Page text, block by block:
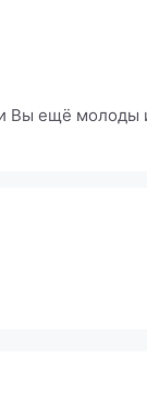
Вы ещё молоды